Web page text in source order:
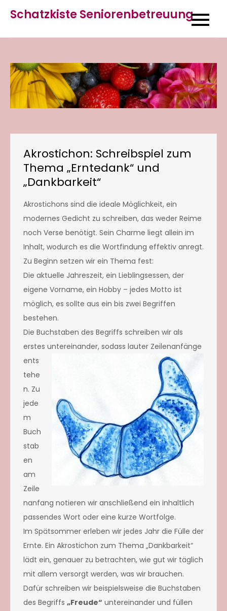
content
Schatzkiste Seniorenbetreuung
Akrostichon: Schreibspiel zum
Thema „Erntedank“ und
„Dankbarkeit“
Akrostichons sind die ideale Möglichkeit, ein
modernes Gedicht zu schreiben, das weder Reime
noch Verse benötigt. Sein Charme liegt allein im
Inhalt, wodurch es die Wortfindung effektiv anregt.
Zu Beginn setzen wir ein Thema fest:
Die aktuelle Jahreszeit, ein Lieblingsessen, der
eigene Vorname, ein Hobby – jedes Motto ist
möglich, es sollte aus ein bis zwei Begriffen
bestehen.
Die Buchstaben des Begriffs schreiben wir als
erstes untereinander, sodass lauter Zeilenanfänge
ents
tehe
n. Zu
jede
m
Buch
stab
en
am
Zeile
nanfang notieren wir anschließend ein inhaltlich
passendes Wort oder eine kurze Wortfolge.
Im Spätsommer erleben wir jedes Jahr die Fülle der
Ernte. Ein Akrostichon zum Thema „Dankbarkeit“
lädt ein, genauer zu betrachten, wie gut wir täglich
mit allem versorgt werden, was wir brauchen.
Dafür schreiben wir beispielsweise die Buchstaben
des Begriffs „Freude“ untereinander und füllen